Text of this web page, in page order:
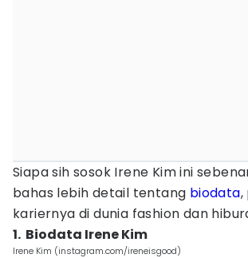
Siapa sih sosok Irene Kim ini
bahas lebih detail tentang biodata,
kariernya di dunia fashion dan
1. Biodata Irene Kim
Irene Kim (instagram.com/ireneisgood)